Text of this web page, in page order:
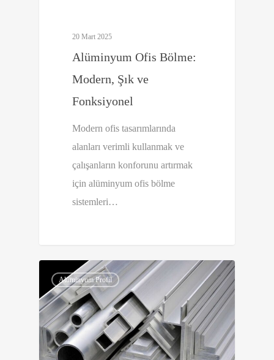
20 Mart 2025
Alüminyum Ofis Bölme:
Modern, Şık ve
Fonksiyonel
Modern ofis tasarımlarında
alanları verimli kullanmak ve
çalışanların konforunu artırmak
için alüminyum ofis bölme
sistemleri…
Alüminyum Profil